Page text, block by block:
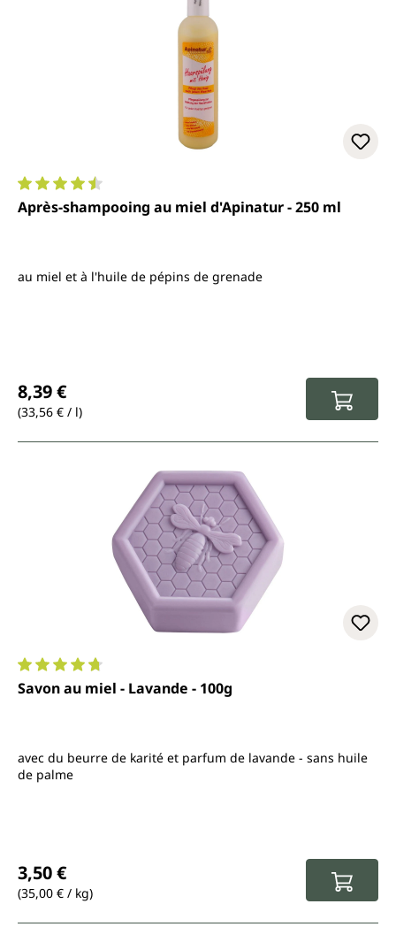
Note moyenne de 4.6 sur 5 étoiles
Après-shampooing au miel d'Apinatur - 250 ml
au miel et à l'huile de pépins de grenade
8,39 €
(33,56 € / l)
Note moyenne de 4.8 sur 5 étoiles
Savon au miel - Lavande - 100g
avec du beurre de karité et parfum de lavande - sans huile
de palme
3,50 €
(35,00 € / kg)